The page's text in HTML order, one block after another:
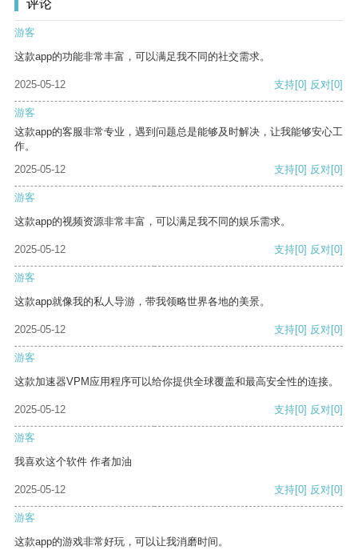
评论
游客
这款app的功能非常丰富，可以满足我不同的社交需求。
2025-05-12 支持[0] 反对[0]
游客
这款app的客服非常专业，遇到问题总是能够及时解决，让我能够安心工
作。
2025-05-12
支持[0] 反对[0]
游客
这款app的视频资源非常丰富，可以满足我不同的娱乐需求。
2025-05-12 支持[0] 反对[0]
游客
这款app就像我的私人导游，带我领略世界各地的美景。
2025-05-12 支持[0] 反对[0]
游客
这款加速器VPM应用程序可以给你提供全球覆盖和最高安全性的连接。
2025-05-12 支持[0] 反对[0]
游客
我喜欢这个软件 作者加油
2025-05-12 支持[0] 反对[0]
游客
这款app的游戏非常好玩，可以让我消磨时间。